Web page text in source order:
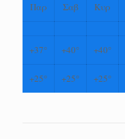
Παρ
Σαβ Κυρ
+37° +40° +40°
+25° +25° +25°